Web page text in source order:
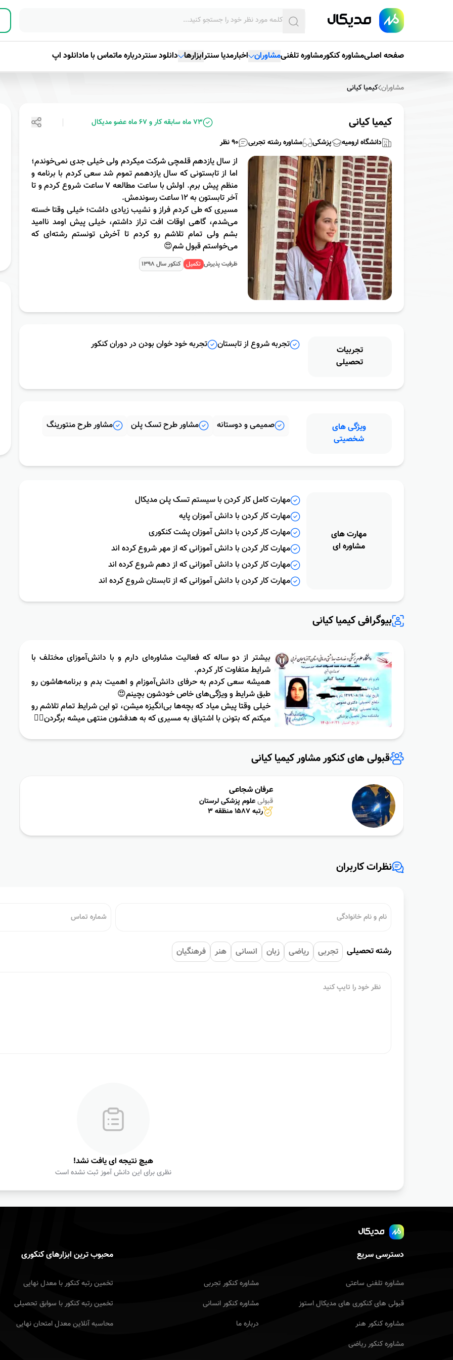
صفحه اصلیمشاوره کنکورمشاوره تلفنیمشاوران اخبارمدیا سنترابزارها دانلود سنتردرباره ماتماس با مادانلود اپ
مشاوران کیمیا کیانی
کیمیا کیانی 73 ماه سابقه کار و
67 ماه عضو مدیکال
دانشگاه ارومیه
پزشکی مشاوره رشتهتجربی 90نظر
از سال یازدهم قلمچی شرکت میکردم ولی خیلی جدی نمی‌خوندم؛
اما از تابستونی که سال یازدهمم تموم شد سعی کردم با برنامه و
منظم پیش برم. اولش با ساعت مطالعه ۷ ساعت شروع کردم و تا
آخر تابستون به ۱۲ ساعت رسوندمش.
مسیری که طی کردم فراز و نشیب زیادی داشت؛ خیلی وقتا خسته
می‌شدم، گاهی اوقات افت تراز داشتم، خیلی پیش اومد ناامید
بشم ولی تمام تلاشم رو کردم تا آخرش تونستم رشته‌ای که
می‌خواستم قبول شم😍
ظرفیت پذیرش تکمیل کنکور سال 1398
تجربیات
تحصیلى
تجربه شروع از تابستان تجربه خود خوان بودن در دوران کنکور
ویژگى هاى
شخصیتى
صمیمی و دوستانه مشاور طرح تسک پلن مشاور طرح منتورینگ
مهارت هاى
مشاوره اى
مهارت کامل کار کردن با سیستم تسک پلن مدیکال
مهارت کار کردن با دانش آموزان پایه
مهارت کار کردن با دانش آموزان پشت کنکوری
مهارت کار کردن با دانش آموزانی که از مهر شروع کرده اند
مهارت کار کردن با دانش آموزانی که از دهم شروع کرده اند
مهارت کار کردن با دانش آموزانی که از تابستان شروع کرده اند
بیوگرافی کیمیا کیانی
بیشتر از دو ساله که فعالیت مشاوره‌ای دارم و با دانش‌آموزای مختلف با
شرایط متفاوت کار کردم.
همیشه سعی کردم به حرفای دانش‌آموزام و اهمیت بدم و برنامه‌هاشون رو
طبق شرایط و ویژگی‌های خاص خودشون بچینم😍
خیلی وقتا پیش میاد که بچه‌ها بی‌انگیزه میشن، تو این شرایط تمام تلاشم رو
میکنم که بتونن با اشتیاق به مسیری که به هدفشون منتهی میشه برگردن✌🏻
قبولى هاى کنکور مشاور کیمیا کیانی
عرفان شجاعی
قبولیعلوم پزشکی لرستان
رتبه 1587 منظقه 3
نظرات کاربران
رشته تحصیلی تجربی ریاضی زبان انسانی هنر فرهنگیان
هیچ نتیجه ای یافت نشد!
نظری برای این دانش آموز ثبت نشده است
دسترسی سریع
مشاوره تلفنی ساعتی
قبولی های کنکوری های مدیکال استوز
مشاوره کنکور هنر
مشاوره کنکور ریاضى
مشاوره کنکور تجربى
مشاوره کنکور انسانى
درباره ما
محبوب ترین ابزارهای کنکوری
تخمین رتبه کنکور با معدل نهایى
تخمین رتبه کنکور با سوابق تحصیلى
محاسبه آنلاین معدل امتحان نهایى